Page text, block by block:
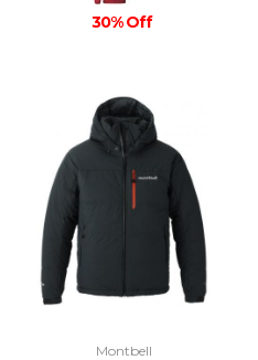
30% Off
Montbell